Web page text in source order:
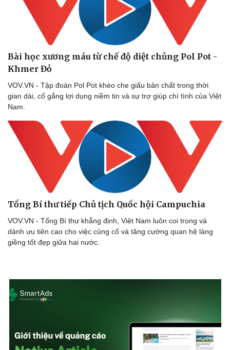
Bài học xương máu từ chế độ diệt chủng Pol Pot -
Khmer Đỏ
VOV.VN - Tập đoàn Pol Pot khéo che giấu bản chất trong thời
gian dài, cố gắng lợi dụng niềm tin và sự trợ giúp chí tình của Việt
Nam.
Tổng Bí thư tiếp Chủ tịch Quốc hội Campuchia
VOV.VN - Tổng Bí thư khẳng định, Việt Nam luôn coi trọng và
dành ưu tiên cao cho việc củng cố và tăng cường quan hệ láng
giềng tốt đẹp giữa hai nước.